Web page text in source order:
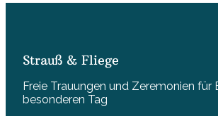
Strauß & Fliege
Freie Trauungen und Zeremonien für
besonderen Tag